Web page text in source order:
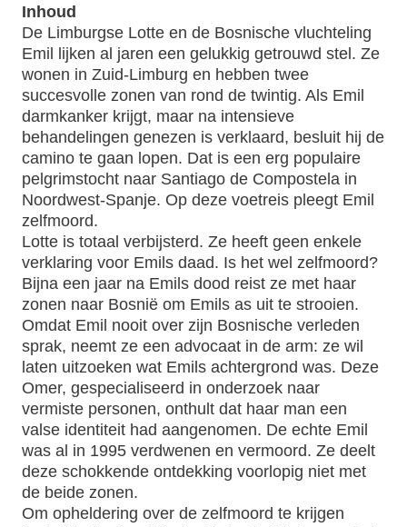
Inhoud
De Limburgse Lotte en de Bosnische vluchteling
Emil lijken al jaren een gelukkig getrouwd stel. Ze
wonen in Zuid-Limburg en hebben twee
succesvolle zonen van rond de twintig. Als Emil
darmkanker krijgt, maar na intensieve
behandelingen genezen is verklaard, besluit hij de
camino te gaan lopen. Dat is een erg populaire
pelgrimstocht naar Santiago de Compostela in
Noordwest-Spanje. Op deze voetreis pleegt Emil
zelfmoord.
Lotte is totaal verbijsterd. Ze heeft geen enkele
verklaring voor Emils daad. Is het wel zelfmoord?
Bijna een jaar na Emils dood reist ze met haar
zonen naar Bosnië om Emils as uit te strooien.
Omdat Emil nooit over zijn Bosnische verleden
sprak, neemt ze een advocaat in de arm: ze wil
laten uitzoeken wat Emils achtergrond was. Deze
Omer, gespecialiseerd in onderzoek naar
vermiste personen, onthult dat haar man een
valse identiteit had aangenomen. De echte Emil
was al in 1995 verdwenen en vermoord. Ze deelt
deze schokkende ontdekking voorlopig niet met
de beide zonen.
Om opheldering over de zelfmoord te krijgen